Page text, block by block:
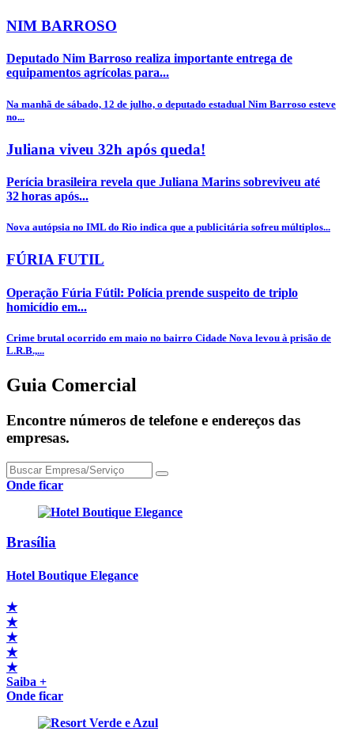
NIM BARROSO
Deputado Nim Barroso realiza importante entrega de
equipamentos agrícolas para...
Na manhã de sábado, 12 de julho, o deputado estadual Nim Barroso esteve
no...
Juliana viveu 32h após queda!
Perícia brasileira revela que Juliana Marins sobreviveu até
32 horas após...
Nova autópsia no IML do Rio indica que a publicitária sofreu múltiplos...
FÚRIA FUTIL
Operação Fúria Fútil: Polícia prende suspeito de triplo
homicídio em...
Crime brutal ocorrido em maio no bairro Cidade Nova levou à prisão de
L.R.B.,...
Guia Comercial
Encontre números de telefone e endereços das
empresas.
Onde ficar
Brasília
Hotel Boutique Elegance
★
★
★
★
★
Saiba +
Onde ficar